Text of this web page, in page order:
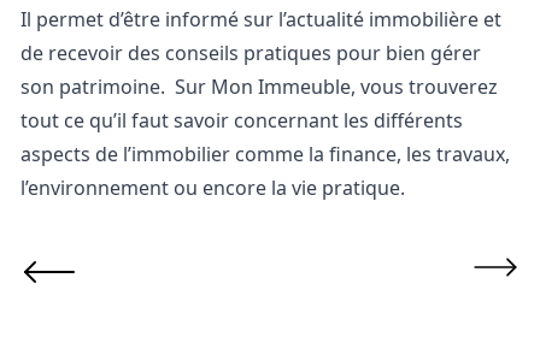
Il permet d’être informé sur l’actualité immobilière et
de recevoir des conseils pratiques pour bien gérer
son patrimoine. Sur Mon Immeuble, vous trouverez
tout ce qu’il faut savoir concernant les différents
aspects de l’immobilier comme la finance, les travaux,
l’environnement ou encore la vie pratique.